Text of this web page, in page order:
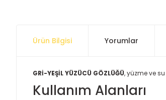
Ürün Bilgisi Yorumlar
GRİ-YEŞİL YÜZÜCÜ GÖZLÜĞÜ, yüzme ve
Kullanım Alanları